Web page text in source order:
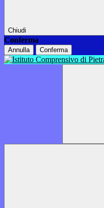
Chiudi
Conferma
Annulla Conferma